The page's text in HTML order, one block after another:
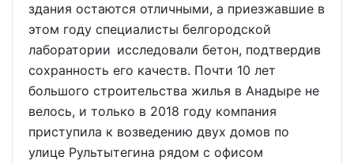
здания остаются отличными, а приезжавшие в
этом году специалисты белгородской
лаборатории исследовали бетон, подтвердив
сохранность его качеств. Почти 10 лет
большого строительства жилья в Анадыре не
велось, и только в 2018 году компания
приступила к возведению двух домов по
улице Рультытегина рядом с офисом